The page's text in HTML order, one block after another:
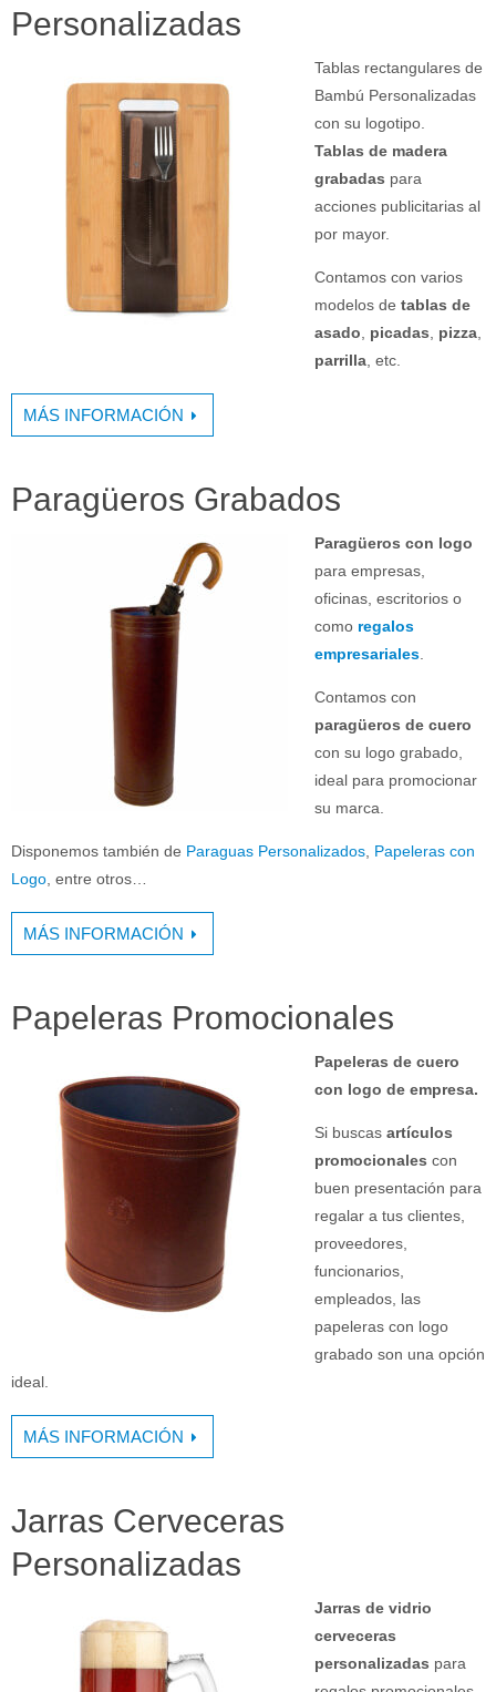
Personalizadas
Tablas rectangulares de
Bambú Personalizadas
con su logotipo.
Tablas de madera
grabadas para
acciones publicitarias al
por mayor.
Contamos con varios
modelos de tablas de
asado
picadas pizza
parrilla , etc.
MÁS INFORMACIÓN
Paragüeros Grabados
Paragüeros con logo
para empresas,
oficinas, escritorios o
como regalos
empresariales
Contamos con
paragüeros de cuero
con su logo grabado,
ideal para promocionar
su marca.
Disponemos también de Paraguas Personalizados Papeleras con
Logo , entre otros…
MÁS INFORMACIÓN
Papeleras Promocionales
Papeleras de cuero
con logo de empresa.
Si buscas artículos
promocionales con
buen presentación para
regalar a tus clientes,
proveedores,
funcionarios,
empleados, las
papeleras con logo
grabado son una opción
ideal.
MÁS INFORMACIÓN
Jarras Cerveceras
Personalizadas
Jarras de vidrio
cerveceras
personalizadas para